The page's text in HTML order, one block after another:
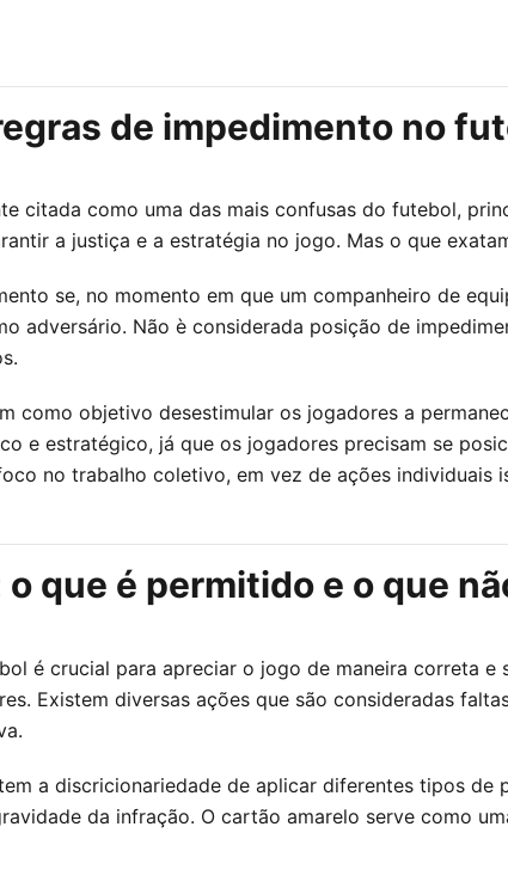
de impedimento no
citada como uma das mais confusas do futebol,
a justiça e a estratégia no jogo. Mas o que
se, no momento em que um companheiro de
adversário. Não è considerada posição de
como objetivo desestimular os jogadores a
e estratégico, já que os jogadores precisam se
no trabalho coletivo, em vez de ações individuais
que é permitido e o que
é crucial para apreciar o jogo de maneira correta
Existem diversas ações que são consideradas
a discricionariedade de aplicar diferentes tipos
da infração. O cartão amarelo serve como